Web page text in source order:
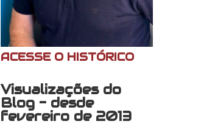
ACESSE O HISTÓRICO
Visualizações do
Blog - desde
fevereiro de 2013